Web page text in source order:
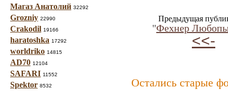
Магаз Анатолий 32292
Grozniy 22990
Crakodil 19166
haratoshka 17292
worldriko 14815
AD70 12104
SAFARI 11552
Spektor 8532
Предыдущая
"Фехнер
<<-
Остались старые